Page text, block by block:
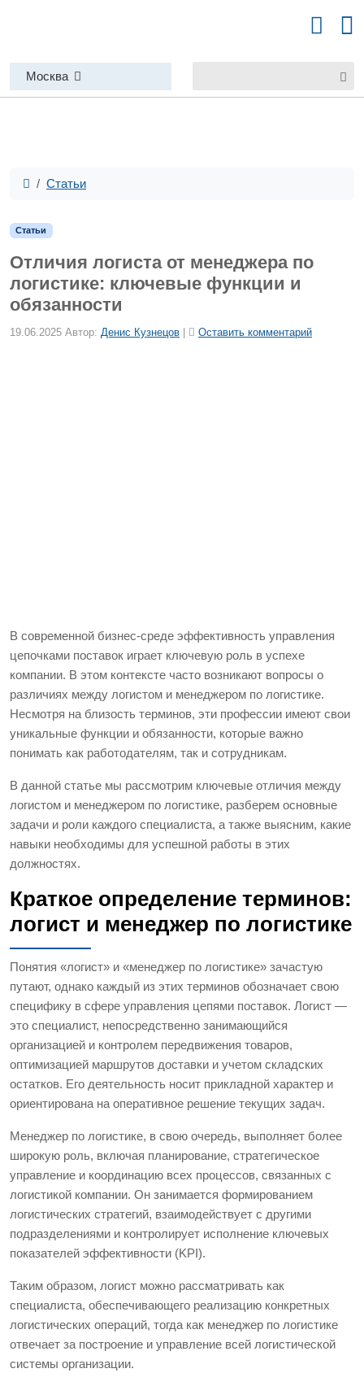
Москва
Статьи
Статьи
Отличия логиста от менеджера по
логистике: ключевые функции и
обязанности
19.06.2025 Автор: Денис Кузнецов Оставить комментарий
В современной бизнес-среде эффективность управления
цепочками поставок играет ключевую роль в успехе
компании. В этом контексте часто возникают вопросы о
различиях между логистом и менеджером по логистике.
Несмотря на близость терминов, эти профессии имеют свои
уникальные функции и обязанности, которые важно
понимать как работодателям, так и сотрудникам.
В данной статье мы рассмотрим ключевые отличия между
логистом и менеджером по логистике, разберем основные
задачи и роли каждого специалиста, а также выясним, какие
навыки необходимы для успешной работы в этих
должностях.
Краткое определение терминов:
логист и менеджер по логистике
Понятия «логист» и «менеджер по логистике» зачастую
путают, однако каждый из этих терминов обозначает свою
специфику в сфере управления цепями поставок. Логист —
это специалист, непосредственно занимающийся
организацией и контролем передвижения товаров,
оптимизацией маршрутов доставки и учетом складских
остатков. Его деятельность носит прикладной характер и
ориентирована на оперативное решение текущих задач.
Менеджер по логистике, в свою очередь, выполняет более
широкую роль, включая планирование, стратегическое
управление и координацию всех процессов, связанных с
логистикой компании. Он занимается формированием
логистических стратегий, взаимодействует с другими
подразделениями и контролирует исполнение ключевых
показателей эффективности (KPI).
Таким образом, логист можно рассматривать как
специалиста, обеспечивающего реализацию конкретных
логистических операций, тогда как менеджер по логистике
отвечает за построение и управление всей логистической
системы организации.